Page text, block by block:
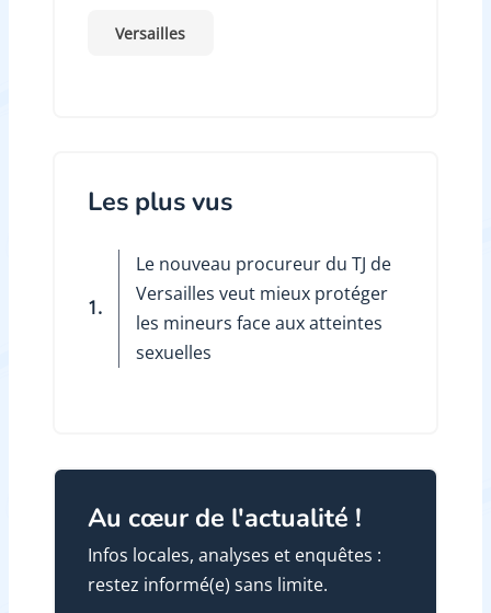
Versailles
Les plus vus
1.
Le nouveau procureur du TJ de
Versailles veut mieux protéger
les mineurs face aux atteintes
sexuelles
Au cœur de l'actualité !
Infos locales, analyses et enquêtes :
restez informé(e) sans limite.